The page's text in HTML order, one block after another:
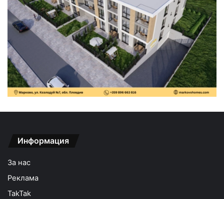
Информация
За нас
Реклама
TakTak